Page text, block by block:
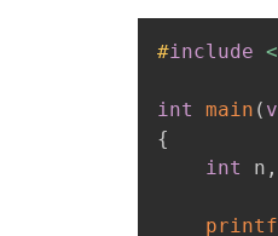
#include
int main (
{
int
n ,
printf